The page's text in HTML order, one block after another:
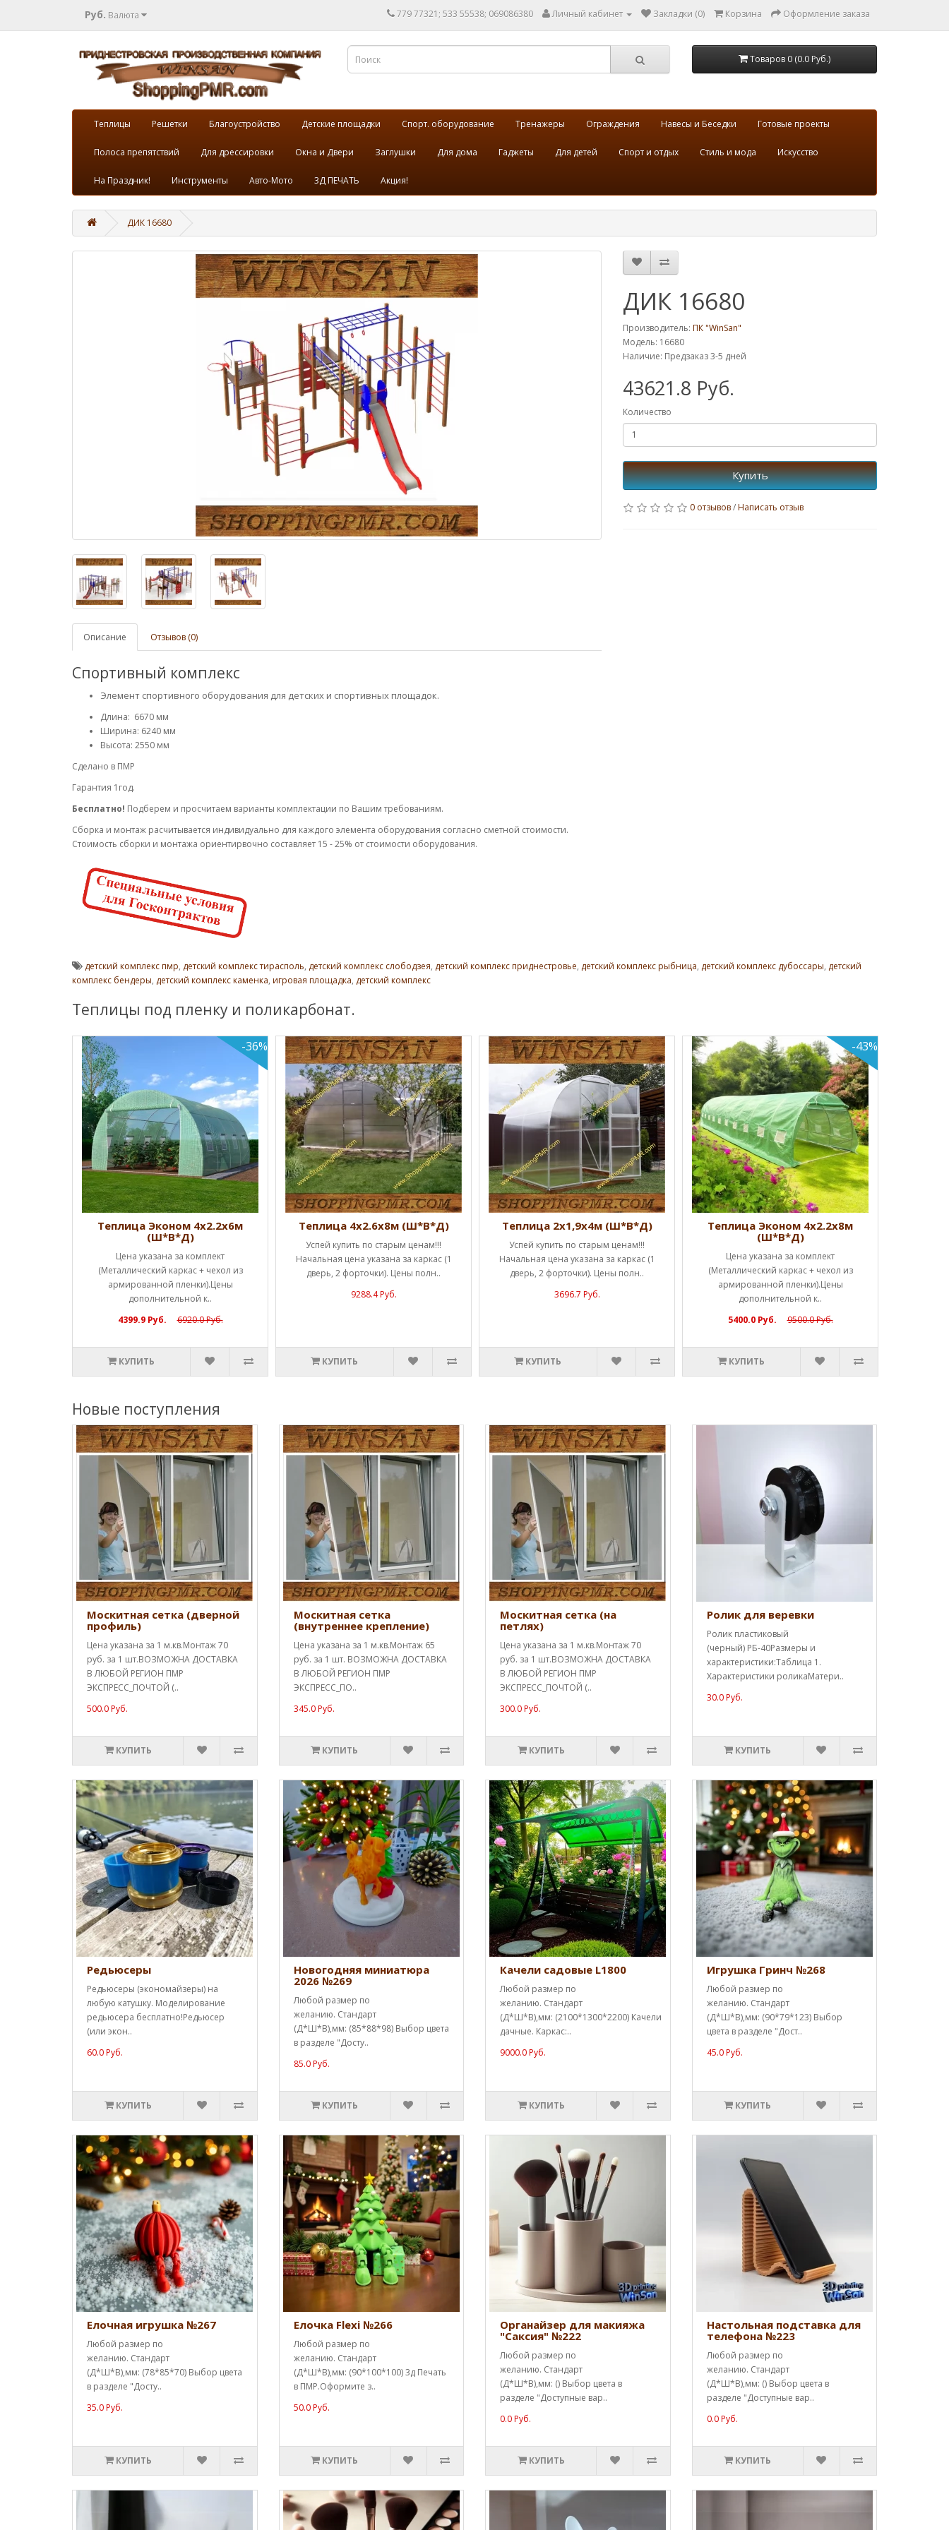
Руб. Валюта 779 77321; 533 55538; 069086380 Личный кабинет Закладки (0) Корзина Оформление заказа
Товаров 0 (0.0 Руб.)
Теплицы Решетки Благоустройство Детские площадки Спорт. оборудование Тренажеры Ограждения Навесы и Беседки Готовые проекты
Полоса препятствий Для дрессировки Окна и Двери Заглушки Для дома Гаджеты Для детей Спорт и отдых Стиль и мода Искусство
На Праздник! Инструменты Авто-Мото 3Д ПЕЧАТЬ Акция!
ДИК 16680
Описание Отзывов (0)
Спортивный комплекс
Элемент спортивного оборудования для детских и спортивных площадок.
Длина: 6670 мм
Ширина: 6240 мм
Высота: 2550 мм
Сделано в ПМР
Гарантия 1год.
Бесплатно! Подберем и просчитаем варианты комплектации по Вашим требованиям.
Cборка и монтаж расчитывается индивидуально для каждого элемента оборудования согласно сметной стоимости.
Стоимость сборки и монтажа ориентирвочно составляет 15 - 25% от стоимости оборудования.
ДИК 16680
Производитель: ПК "WinSan"
Модель: 16680
Наличие: Предзаказ 3-5 дней
43621.8 Руб.
Количество
Купить
0 отзывов/Написать отзыв
детский комплекс пмр, детский комплекс тирасполь, детский комплекс слободзея, детский комплекс приднестровье, детский комплекс рыбница, детский комплекс дубоссары, детский
комплекс бендеры, детский комплекс каменка, игровая площадка, детский комплекс
Теплицы под пленку и поликарбонат.
Теплица Эконом 4х2.2х6м
(Ш*В*Д)
Цена указана за комплект
(Металлический каркас + чехол из
армированной пленки).Цены
дополнительной к..
4399.9 Руб.
6920.0 Руб.
КУПИТЬ
-36%
Теплица 4х2.6х8м (Ш*В*Д)
Успей купить по старым ценам!!!
Начальная цена указана за каркас (1
дверь, 2 форточки). Цены полн..
9288.4 Руб.
КУПИТЬ
Теплица 2х1,9х4м (Ш*В*Д)
Успей купить по старым ценам!!!
Начальная цена указана за каркас (1
дверь, 2 форточки). Цены полн..
3696.7 Руб.
КУПИТЬ
Теплица Эконом 4х2.2х8м
(Ш*В*Д)
Цена указана за комплект
(Металлический каркас + чехол из
армированной пленки).Цены
дополнительной к..
5400.0 Руб.
9500.0 Руб.
КУПИТЬ
-43%
Новые поступления
Москитная сетка (дверной
профиль)
Цена указана за 1 м.кв.Монтаж 70
руб. за 1 шт.ВОЗМОЖНА ДОСТАВКА
В ЛЮБОЙ РЕГИОН ПМР
ЭКСПРЕСС_ПОЧТОЙ (..
500.0 Руб.
КУПИТЬ
Москитная сетка
(внутреннее крепление)
Цена указана за 1 м.кв.Монтаж 65
руб. за 1 шт. ВОЗМОЖНА ДОСТАВКА
В ЛЮБОЙ РЕГИОН ПМР
ЭКСПРЕСС_ПО..
345.0 Руб.
КУПИТЬ
Москитная сетка (на
петлях)
Цена указана за 1 м.кв.Монтаж 70
руб. за 1 шт.ВОЗМОЖНА ДОСТАВКА
В ЛЮБОЙ РЕГИОН ПМР
ЭКСПРЕСС_ПОЧТОЙ (..
300.0 Руб.
КУПИТЬ
Ролик для веревки
Ролик пластиковый
(черный) РБ-40Размеры и
характеристики:Таблица 1.
Характеристики роликаМатери..
30.0 Руб.
КУПИТЬ
Редьюсеры
Редьюсеры (экономайзеры) на
любую катушку. Моделирование
редьюсера бесплатно!Редьюсер
(или экон..
60.0 Руб.
КУПИТЬ
Новогодняя миниатюра
2026 №269
Любой размер по
желанию. Стандарт
(Д*Ш*В),мм: (85*88*98) Выбор цвета
в разделе "Досту..
85.0 Руб.
КУПИТЬ
Качели садовые L1800
Любой размер по
желанию. Стандарт
(Д*Ш*В),мм: (2100*1300*2200) Качели
дачные. Каркас:..
9000.0 Руб.
КУПИТЬ
Игрушка Гринч №268
Любой размер по
желанию. Стандарт
(Д*Ш*В),мм: (90*79*123) Выбор
цвета в разделе "Дост..
45.0 Руб.
КУПИТЬ
Елочная игрушка №267
Любой размер по
желанию. Стандарт
(Д*Ш*В),мм: (78*85*70) Выбор цвета
в разделе "Досту..
35.0 Руб.
КУПИТЬ
Елочка Flexi №266
Любой размер по
желанию. Стандарт
(Д*Ш*В),мм: (90*100*100) 3д Печать
в ПМР.Оформите з..
50.0 Руб.
КУПИТЬ
Органайзер для макияжа
"Саксия" №222
Любой размер по
желанию. Стандарт
(Д*Ш*В),мм: () Выбор цвета в
разделе "Доступные вар..
0.0 Руб.
КУПИТЬ
Настольная подставка для
телефона №223
Любой размер по
желанию. Стандарт
(Д*Ш*В),мм: () Выбор цвета в
разделе "Доступные вар..
0.0 Руб.
КУПИТЬ